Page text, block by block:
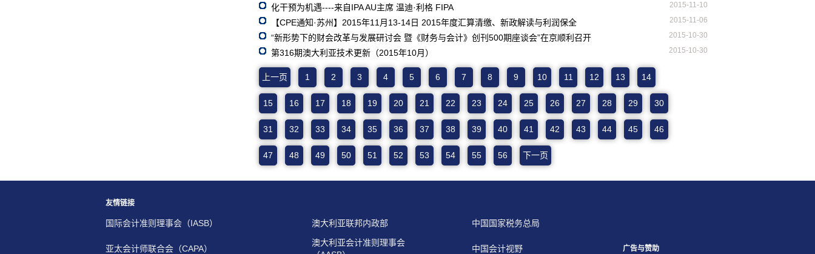
化干预为机遇----来自IPA AU主席 温迪·利格 FIPA 2015-11-10
【CPE通知·苏州】2015年11月13-14日 2015年度汇算清缴、新政解读与利润保全 2015-11-06
“新形势下的财会改革与发展研讨会 暨《财务与会计》创刊500期座谈会”在京顺利召开 2015-10-30
第316期澳大利亚技术更新（2015年10月） 2015-10-30
上一页 1 2 3 4 5 6 7 8 9 10 11 12 13 14
15 16 17 18 19 20 21 22 23 24 25 26 27 28 29 30
31 32 33 34 35 36 37 38 39 40 41 42 43 44 45 46
47 48 49 50 51 52 53 54 55 56 下一页
友情链接
国际会计准则理事会（IASB） 澳大利亚联邦内政部 中国国家税务总局
亚太会计师联合会（CAPA）
澳大利亚会计准则理事会
中国会计视野 广告与赞助